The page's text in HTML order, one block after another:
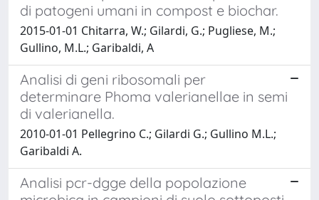
di patogeni umani in compost e biochar.
2015-01-01 Chitarra, W.; Gilardi, G.; Pugliese, M.;
Gullino, M.L.; Garibaldi, A
Analisi di geni ribosomali per
determinare Phoma valerianellae in semi
di valerianella.
2010-01-01 Pellegrino C.; Gilardi G.; Gullino M.L.;
Garibaldi A.
Analisi pcr-dgge della popolazione